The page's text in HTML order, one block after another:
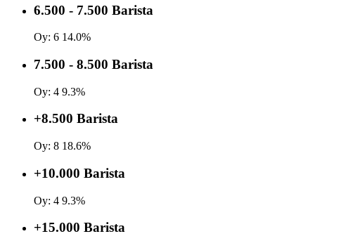
6.500 - 7.500 Barista
Oy: 6 14.0%
7.500 - 8.500 Barista
Oy: 4 9.3%
+8.500 Barista
Oy: 8 18.6%
+10.000 Barista
Oy: 4 9.3%
+15.000 Barista